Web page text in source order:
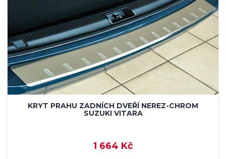
KRYT PRAHU ZADNÍCH DVEŘÍ NEREZ-CHROM
SUZUKI VITARA
1 664 Kč